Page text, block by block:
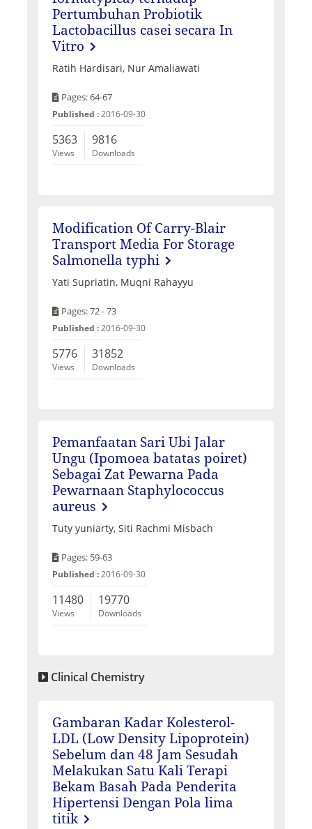
Pertumbuhan Probiotik
Lactobacillus casei secara In
Vitro
Ratih Hardisari, Nur Amaliawati
Pages: 64-67
Published :2016-09-30
5363
Views
9816
Downloads
Modification Of Carry-Blair
Transport Media For Storage
Salmonella typhi
Yati Supriatin, Muqni Rahayyu
Pages: 72 - 73
Published :2016-09-30
5776
Views
31852
Downloads
Pemanfaatan Sari Ubi Jalar
Ungu (Ipomoea batatas poiret)
Sebagai Zat Pewarna Pada
Pewarnaan Staphylococcus
aureus
Tuty yuniarty, Siti Rachmi Misbach
Pages: 59-63
Published :2016-09-30
11480
Views
19770
Downloads
Clinical Chemistry
Gambaran Kadar Kolesterol-
LDL (Low Density Lipoprotein)
Sebelum dan 48 Jam Sesudah
Melakukan Satu Kali Terapi
Bekam Basah Pada Penderita
Hipertensi Dengan Pola lima
titik